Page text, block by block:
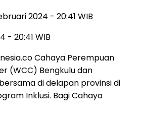
2024 - 20:41 WIB
- 20:41 WIB
Cahaya Perempuan
(WCC) Bengkulu dan
di delapan provinsi di
Inklusi. Bagi Cahaya